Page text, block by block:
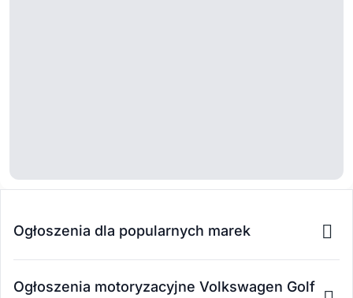
Ogłoszenia dla popularnych marek
Ogłoszenia motoryzacyjne Volkswagen Golf